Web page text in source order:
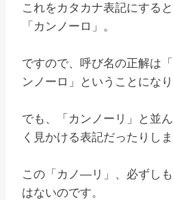
これをカタカナ表記にする
「カンノーロ」。
ですので、呼び名の正解は
ンノーロ」ということになり
でも、「カンノーリ」と並
く見かける表記だったりしま
この「カノ―リ」、必ずし
はないのです。